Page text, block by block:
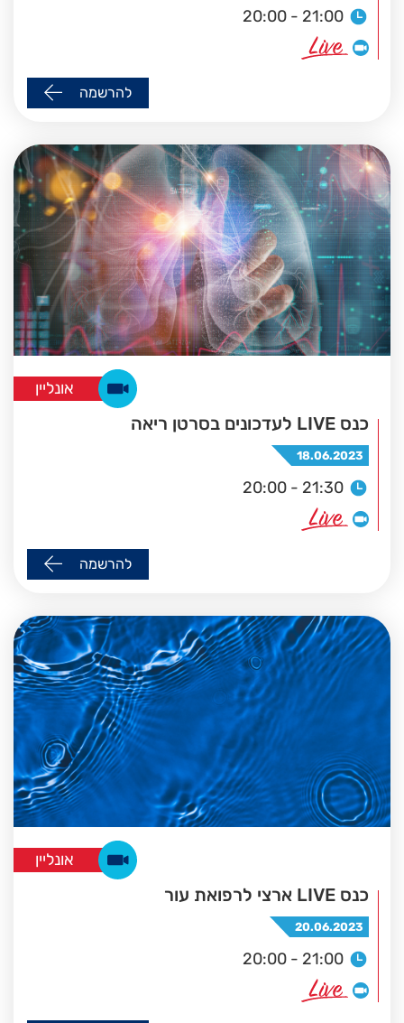
20:00 - 21:00
להרשמה
אונליין
כנס LIVE לעדכונים בסרטן ריאה
18.06.2023
20:00 - 21:30
להרשמה
אונליין
כנס LIVE ארצי לרפואת עור
20.06.2023
20:00 - 21:00